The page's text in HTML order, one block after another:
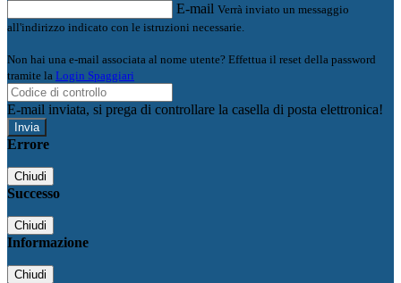
E-mail Verrà inviato un messaggio
all'indirizzo indicato con le istruzioni necessarie.
Non hai una e-mail associata al nome utente? Effettua il reset della password
tramite la Login Spaggiari
E-mail inviata, si prega di controllare la casella di posta elettronica!
Errore
Chiudi
Successo
Chiudi
Informazione
Chiudi